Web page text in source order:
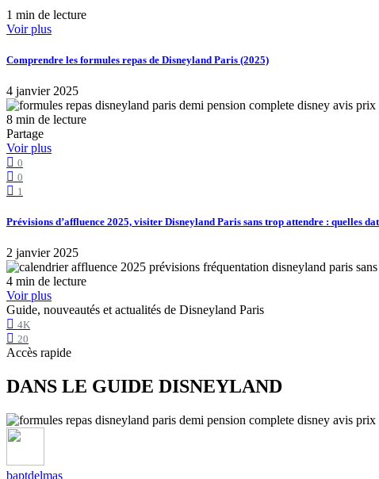
1 min de lecture
Voir plus
Comprendre les formules repas de Disneyland Paris (2025)
4 janvier 2025
8 min de lecture
Partage
Voir plus
0
0
1
Prévisions d’affluence 2025, visiter Disneyland Paris sans trop attendre : quelles
2 janvier 2025
4 min de lecture
Voir plus
Guide, nouveautés et actualités de Disneyland Paris
4K
20
Accès rapide
DANS LE GUIDE DISNEYLAND
baptdelmas